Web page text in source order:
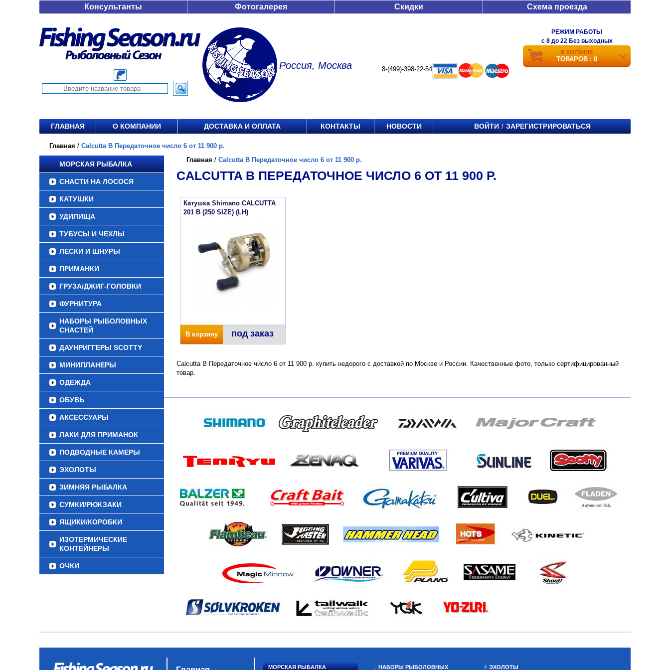
Консультанты Фотогалерея Скидки Схема проезда
Россия, Москва 8-(499)-398-22-54
РЕЖИМ РАБОТЫ
c 8 до 22 Без выходных
В КОРЗИНЕ
ТОВАРОВ : 0
ГЛАВНАЯ О КОМПАНИИ ДОСТАВКА И ОПЛАТА КОНТАКТЫ НОВОСТИ ВОЙТИ / ЗАРЕГИСТРИРОВАТЬСЯ
Главная / Calcutta B Передаточное число 6 от 11 900 р.
МОРСКАЯ РЫБАЛКА
СНАСТИ НА ЛОСОСЯ
КАТУШКИ
УДИЛИЩА
ТУБУСЫ И ЧЕХЛЫ
ЛЕСКИ И ШНУРЫ
ПРИМАНКИ
ГРУЗА/ДЖИГ-ГОЛОВКИ
ФУРНИТУРА
НАБОРЫ РЫБОЛОВНЫХ
СНАСТЕЙ
ДАУНРИГГЕРЫ SCOTTY
МИНИПЛАНЕРЫ
ОДЕЖДА
ОБУВЬ
АКСЕССУАРЫ
ЛАКИ ДЛЯ ПРИМАНОК
ПОДВОДНЫЕ КАМЕРЫ
ЭХОЛОТЫ
ЗИМНЯЯ РЫБАЛКА
СУМКИ/РЮКЗАКИ
ЯЩИКИ/КОРОБКИ
ИЗОТЕРМИЧЕСКИЕ
КОНТЕЙНЕРЫ
ОЧКИ
Главная / Calcutta B Передаточное число 6 от 11 900 р.
CALCUTTA B ПЕРЕДАТОЧНОЕ ЧИСЛО 6 ОТ 11 900 Р.
Катушка Shimano CALCUTTA
201 B (250 SIZE) (LH)
В корзину под заказ
Calcutta B Передаточное число 6 от 11 900 р. купить недорого с доставкой по Москве и России. Качественные фото, только сертифицированный
товар.
МОРСКАЯ РЫБАЛКА НАБОРЫ РЫБОЛОВНЫХ ЭХОЛОТЫ